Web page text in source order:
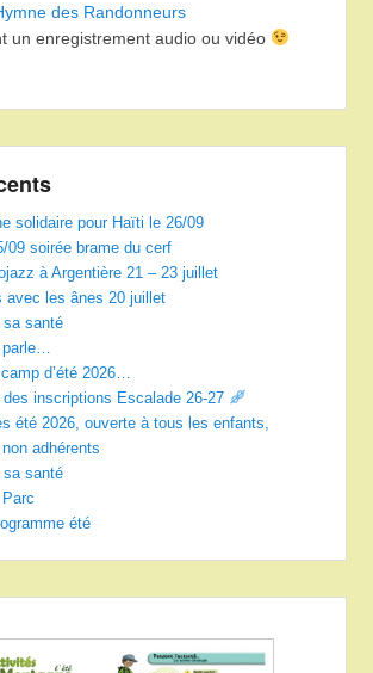
des Randonneurs
un enregistrement audio ou vidéo
solidaire pour Haïti le 26/09
09 soirée brame du cerf
à Argentière 21 – 23 juillet
avec les ânes 20 juillet
sa santé
d’été 2026…
des inscriptions Escalade 26-27
été 2026, ouverte à tous les enfants,
adhérents
sa santé
été